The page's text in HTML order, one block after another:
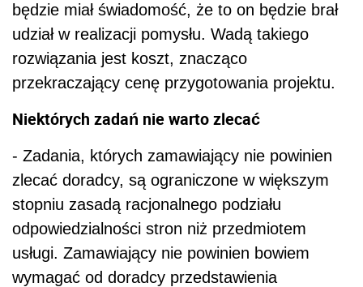
będzie miał świadomość, że to on będzie brał
udział w realizacji pomysłu. Wadą takiego
rozwiązania jest koszt, znacząco
przekraczający cenę przygotowania projektu.
Niektórych zadań nie warto zlecać
- Zadania, których zamawiający nie powinien
zlecać doradcy, są ograniczone w większym
stopniu zasadą racjonalnego podziału
odpowiedzialności stron niż przedmiotem
usługi. Zamawiający nie powinien bowiem
wymagać od doradcy przedstawienia